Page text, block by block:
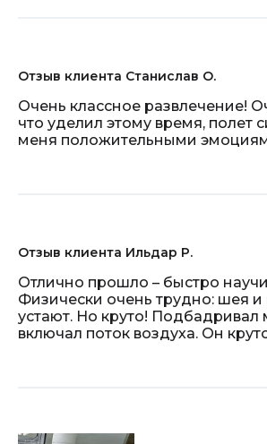
Отзыв клиента Станислав О.
Очень классное развлечение!
что уделил этому время, полет
меня положительными
Отзыв клиента Ильдар Р.
Отлично прошло – быстро
Физически очень трудно: шея и
устают. Но круто!
включал поток воздуха. Он